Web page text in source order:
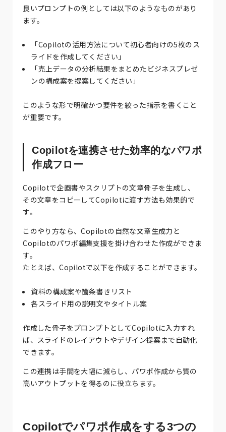
良いプロンプトの例としては以下のようなものがあり
ます。
「Copilotの活用方法について初心者向けの5枚のス
ライドを作成してください」
「売上データの分析結果をまとめたビジネスプレゼ
ンの構成案を提案してください」
このような形で明確かつ要件を絞った指示を書くこと
が重要です。
Copilotを連携させた効率的なパワポ
作成フロー
Copilotで企画書やスクリプトの文章骨子を生成し、
その文章をコピーしてCopilotに渡す方法も効果的で
す。
このやり方なら、Copilotの自然な文章生成力と
Copilotのパワポ編集支援を掛け合わせた作成ができま
す。
たとえば、Copilotで以下を作成することができます。
資料の構成案や箇条書きリスト
各スライド用の説明文やタイトル案
作成した骨子をプロンプトとしてCopilotに入力すれ
ば、スライドのレイアウトやデザイン提案まで自動化
できます。
この連携は手間を大幅に減らし、パワポ作成から質の
高いアウトプットを得るのに役立ちます。
Copilotでパワポ作成をする3つの